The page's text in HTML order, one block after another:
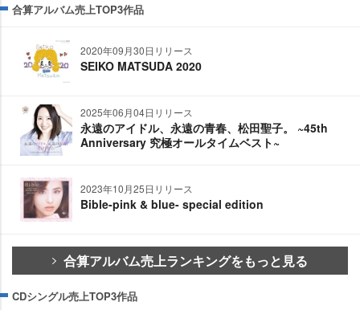
合算アルバム売上TOP3作品
2020年09月30日リリース
SEIKO MATSUDA 2020
2025年06月04日リリース
永遠のアイドル、永遠の青春、松田聖子。 ~45th
Anniversary 究極オールタイムベスト~
2023年10月25日リリース
Bible-pink & blue- special edition
合算アルバム売上ランキングをもっと見る
CDシングル売上TOP3作品